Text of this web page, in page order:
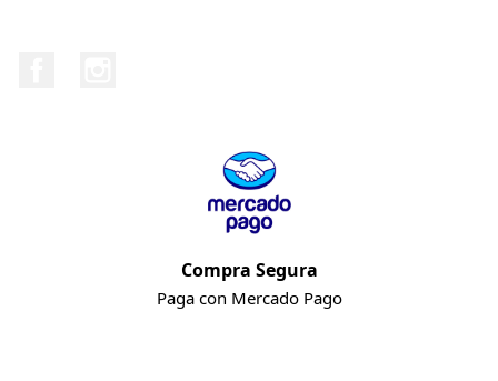
Compra Segura
Paga con Mercado Pago